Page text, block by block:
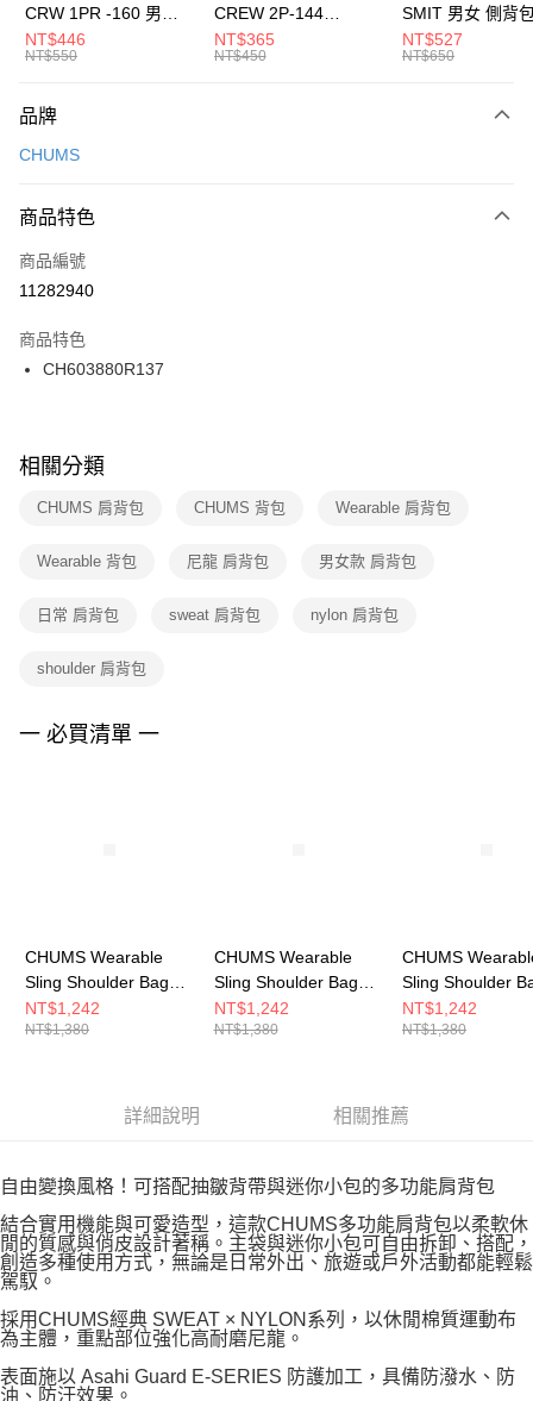
元大商業銀行
台灣樂天信用卡公司
全盈+PAY
AFTEE先享後付
【關於「AFTEE先享後付」】
便利好安心！
３．安心：先確認商品／服務後，再付款。
【「AFTEE先享後付」結帳流程】
１．於結帳方式選擇「AFTEE先享後付」後，將跳轉至「AFTEE先享後付」
２．訂單成立數日內，您將收到繳費通知簡訊。
３．收到繳費通知簡訊後14天內，點擊此簡訊中的連結，可透過四大超商／
ATM／網路銀行／等多元方式進行付款，方視為交易完成。
※ 交易是否成功請以「AFTEE先享後付 」之結帳頁面顯示為準，若有關於
是否繳費成功／繳費後需取消欲退款等相關疑問，請聯繫「AFTEE先享後付
客戶支援中心」https://netprotections.freshdesk.com/support/home
１．透過由恩沛科技股份有限公司提供之「AFTEE先享後付」服務完成之交
權轉讓予恩沛科技股份有限公司。
３．未成年的使用者請事先徵得法定代理人或監護人之同意方可使用
４．使用「AFTEE先享後付」時，將依據個別帳號之用戶狀況，依本公司即
運送方式
每筆NT$100，滿NT$1,500(含以上)免運費
宅配
每筆NT$100，滿NT$1,500(含以上)免運費
付款後門市自取
每筆NT$100，滿NT$1,500(含以上)免運費
CRW 1PR -160 男女
中統襪 FZ3393100
NT$446
NT$550
CREW 2P-144
EMBRDY 男女 短統襪
FZ3073133
NT$365
NT$450
SMIT 男女 側背
BA5871010
NT$527
NT$650
品牌
CHUMS
商品特色
商品編號
11282940
商品特色
CH603880R137
相關分類
CHUMS 肩背包 CHUMS 背包 Wearable 肩背包
Wearable 背包 尼龍 肩背包 男女款 肩背包
日常 肩背包 sweat 肩背包 nylon 肩背包
shoulder 肩背包
一 必買清單 一
CHUMS Wearable
Sling Shoulder Bag
Sweat Nylon 男女 肩
背包 深藍/米色
NT$1,242
NT$1,380
CHUMS Wearable
Sling Shoulder Bag
Sweat Nylon 男女 肩
背包 黑/炭黑
NT$1,242
NT$1,380
CHUMS
Sling Shoulder
Sweat Nylon兩
肩背包 米灰/
NT$1,242
NT$1,380
詳細說明 相關推薦
自由變換風格！可搭配抽皺背帶與迷你小包的多功能肩背包
結合實用機能與可愛造型，這款CHUMS多功能肩背包以柔軟休
閒的質感與俏皮設計著稱。主袋與迷你小包可自由拆卸、搭配，
創造多種使用方式，無論是日常外出、旅遊或戶外活動都能輕鬆
駕馭。
採用CHUMS經典 SWEAT × NYLON系列，以休閒棉質運動布
為主體，重點部位強化高耐磨尼龍。
表面施以 Asahi Guard E-SERIES 防護加工，具備防潑水、防
油、防汙效果。